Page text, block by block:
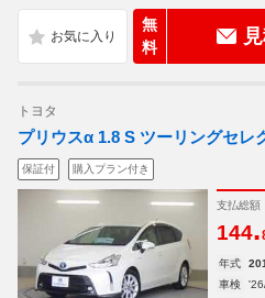
無
料
トヨタ
プリウスα 1.8 S ツーリングセレ
保証付 購入プラン付き
支払総額
144.
年式
車検